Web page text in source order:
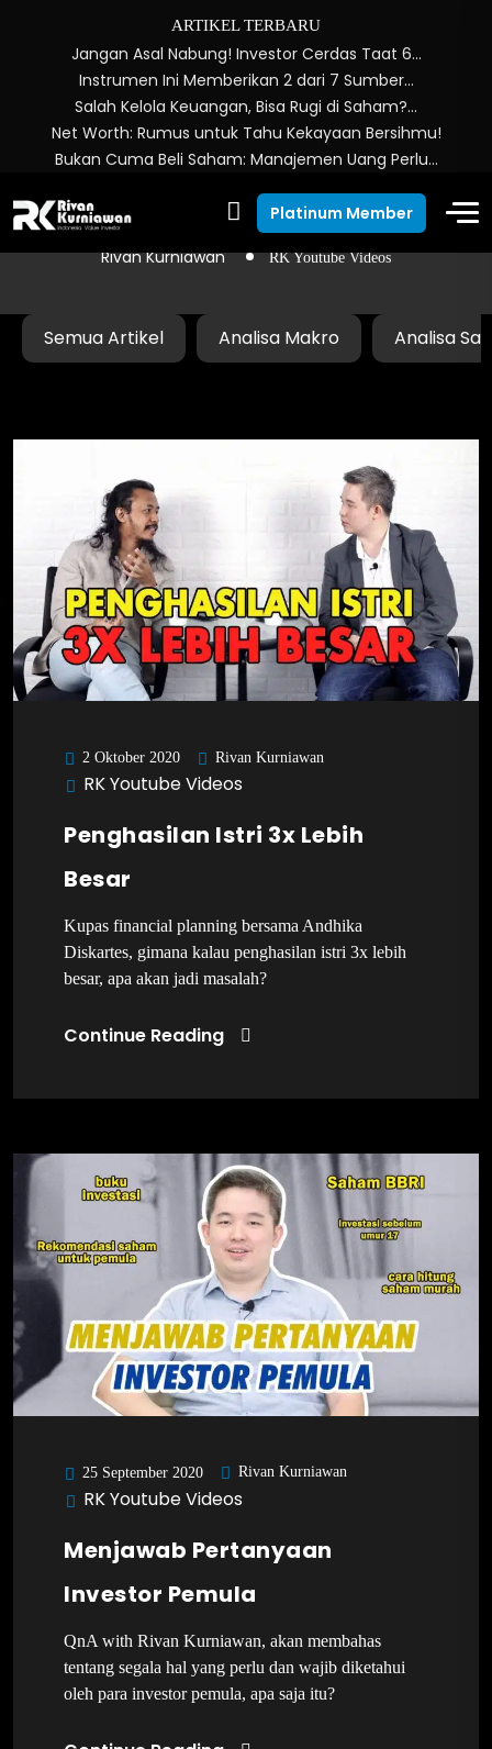
ARTIKEL TERBARU
Jangan Asal Nabung! Investor Cerdas Taat 6…
Instrumen Ini Memberikan 2 dari 7 Sumber…
Salah Kelola Keuangan, Bisa Rugi di Saham?…
Net Worth: Rumus untuk Tahu Kekayaan Bersihmu!
Bukan Cuma Beli Saham: Manajemen Uang Perlu…
Platinum Member
RK Youtube Videos
Rivan Kurniawan RK Youtube Videos
Semua Artikel Analisa Makro Analisa
2 Oktober 2020 Rivan Kurniawan
RK Youtube Videos
Penghasilan Istri 3x Lebih
Besar
Kupas financial planning bersama Andhika
Diskartes, gimana kalau penghasilan istri 3x lebih
besar, apa akan jadi masalah?
Continue Reading
25 September 2020 Rivan Kurniawan
RK Youtube Videos
Menjawab Pertanyaan
Investor Pemula
QnA with Rivan Kurniawan, akan membahas
tentang segala hal yang perlu dan wajib diketahui
oleh para investor pemula, apa saja itu?